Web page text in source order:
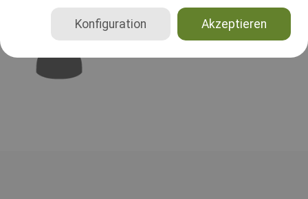
Akzeptieren
Konfiguration
Showrichter
Estrada Alfredo